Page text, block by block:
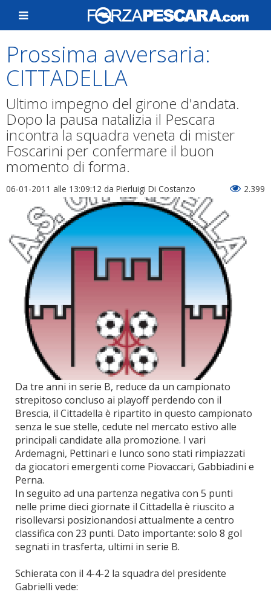
Prossima avversaria:
CITTADELLA
Ultimo impegno del girone d'andata.
Dopo la pausa natalizia il Pescara
incontra la squadra veneta di mister
Foscarini per confermare il buon
momento di forma.
06-01-2011 alle 13:09:12 da Pierluigi Di Costanzo 2.399
Da tre anni in serie B, reduce da un campionato
strepitoso concluso ai playoff perdendo con il
Brescia, il Cittadella è ripartito in questo campionato
senza le sue stelle, cedute nel mercato estivo alle
principali candidate alla promozione. I vari
Ardemagni, Pettinari e Iunco sono stati rimpiazzati
da giocatori emergenti come Piovaccari, Gabbiadini e
Perna.
In seguito ad una partenza negativa con 5 punti
nelle prime dieci giornate il Cittadella è riuscito a
risollevarsi posizionandosi attualmente a centro
classifica con 23 punti. Dato importante: solo 8 gol
segnati in trasferta, ultimi in serie B.
Schierata con il 4-4-2 la squadra del presidente
Gabrielli vede: